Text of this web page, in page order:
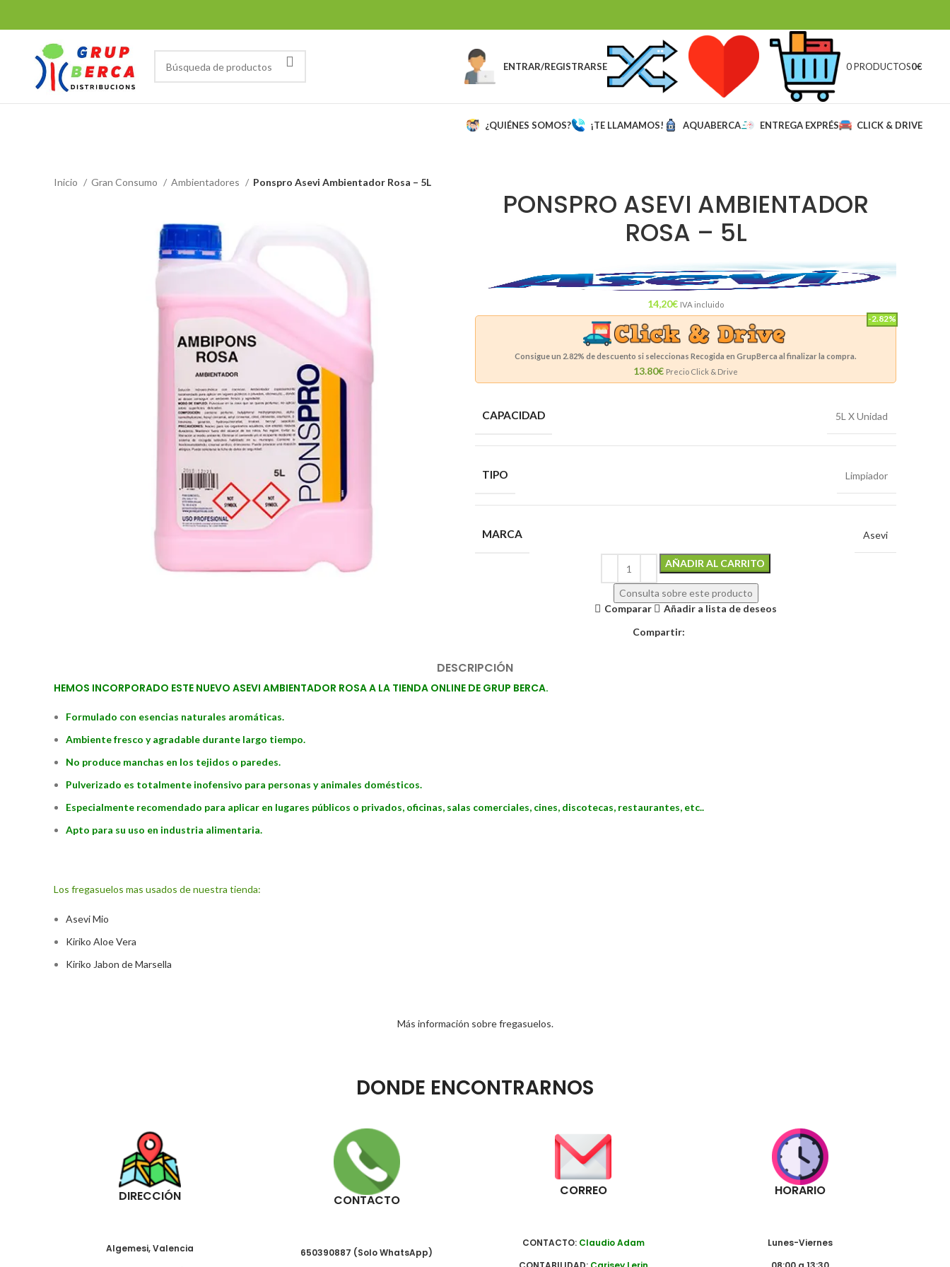
ENTRAR/REGISTRARSE 0 PRODUCTOS0€
¿QUIÉNES SOMOS? ¡TE LLAMAMOS! AQUABERCA ENTREGA EXPRÉS CLICK & DRIVE
Inicio Gran Consumo Ambientadores Ponspro Asevi Ambientador Rosa – 5L
PONSPRO ASEVI AMBIENTADOR
ROSA – 5L
14,20€ IVA incluido
-2.82%
Consigue un 2.82% de descuento si seleccionas Recogida en GrupBerca al finalizar la compra.
13.80€ Precio Click & Drive
CAPACIDAD 5L X Unidad
TIPO Limpiador
MARCA Asevi
AÑADIR AL CARRITO
Consulta sobre este producto
Comparar
Añadir a lista de deseos
Compartir:
DESCRIPCIÓN
HEMOS INCORPORADO ESTE NUEVO ASEVI AMBIENTADOR ROSA A LA TIENDA ONLINE DE GRUP BERCA.
Formulado con esencias naturales aromáticas.
Ambiente fresco y agradable durante largo tiempo.
No produce manchas en los tejidos o paredes.
Pulverizado es totalmente inofensivo para personas y animales domésticos.
Especialmente recomendado para aplicar en lugares públicos o privados, oficinas, salas comerciales, cines, discotecas, restaurantes, etc..
Apto para su uso en industria alimentaria.
Los fregasuelos mas usados de nuestra tienda:
Asevi Mio
Kiriko Aloe Vera
Kiriko Jabon de Marsella
Más información sobre fregasuelos.
DONDE ENCONTRARNOS
DIRECCIÓN
Algemesi, Valencia
CONTACTO
650390887 (Solo WhatsApp)
CORREO
CONTACTO: Claudio Adam
HORARIO
Lunes-Viernes